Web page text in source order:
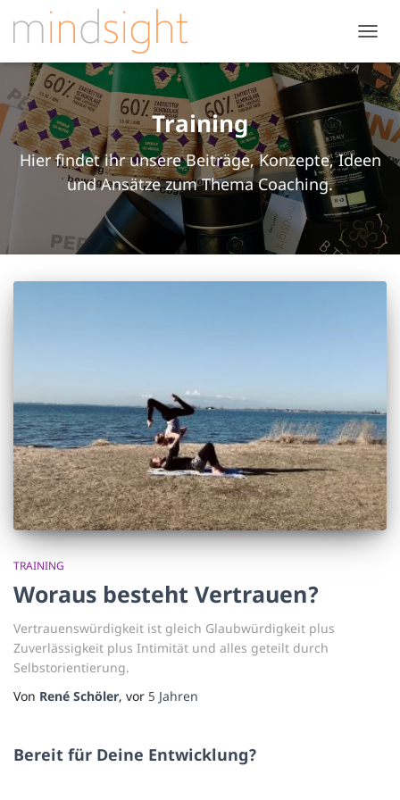
Training
Hier findet ihr unsere Beiträge, Konzepte, Ideen
und Ansätze zum Thema Coaching.
TRAINING
Woraus besteht Vertrauen?
Vertrauenswürdigkeit ist gleich Glaubwürdigkeit plus
Zuverlässigkeit plus Intimität und alles geteilt durch
Selbstorientierung.
Von René Schöler, vor 5 Jahren
Bereit für Deine Entwicklung?